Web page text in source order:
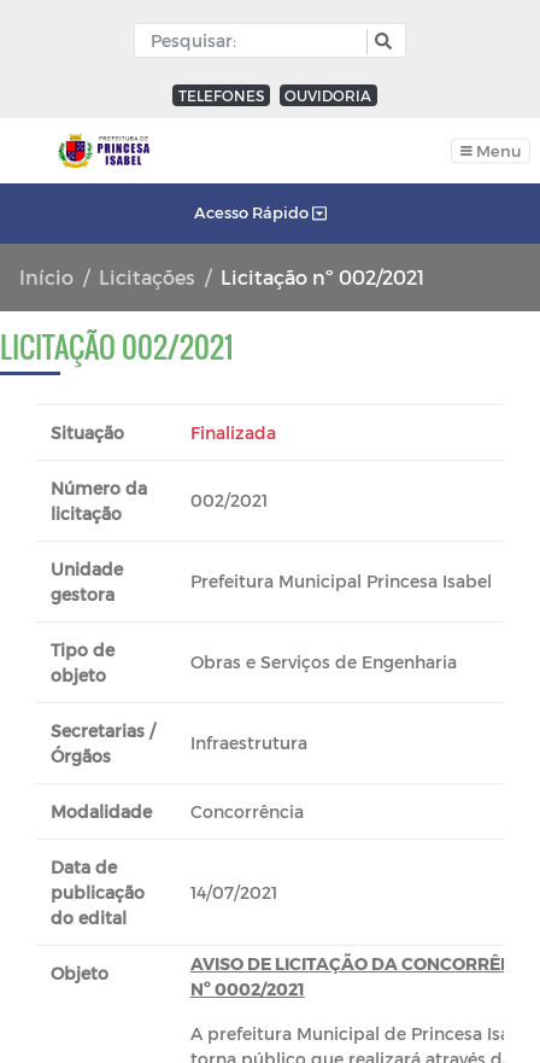
TELEFONES OUVIDORIA
Menu
Acesso Rápido
Início Licitações Licitação nº 002/2021
LICITAÇÃO 002/2021
Situação Finalizada
Número da
licitação
002/2021
Unidade
gestora
Prefeitura Municipal Princesa Isabel
Tipo de
objeto
Obras e Serviços de Engenharia
Secretarias /
Órgãos
Infraestrutura
Modalidade Concorrência
Data de
publicação
do edital
14/07/2021
Objeto
AVISO DE LICITAÇÃO DA
Nº 0002/2021
A prefeitura Municipal de Princesa Isabel,
torna público que realizará através da